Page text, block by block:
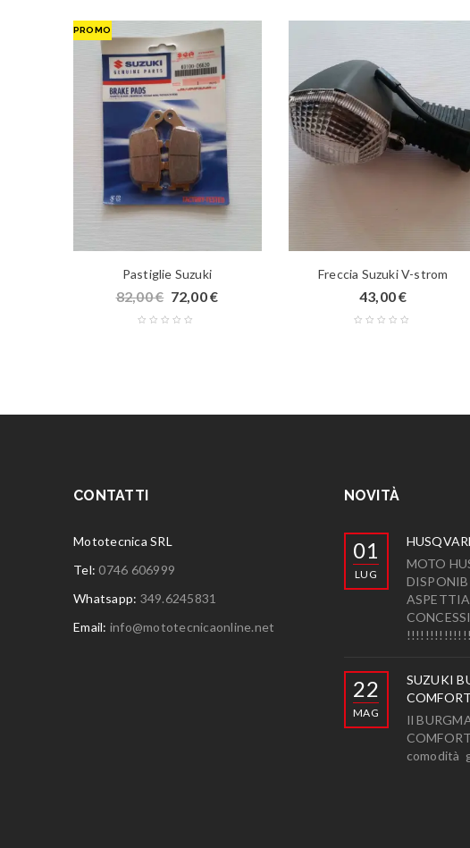
PROMO
Pastiglie Suzuki
82,00€ 72,00€
Freccia Suzuki V-strom
43,00€
CONTATTI
Mototecnica SRL
Tel:0746 606999
Whatsapp: 349.6245831
Email: info@mototecnicaonline.net
NOVITÀ
01
LUG
MOTO
22
MAG
SUZUKI
COMFORT
Il
comodità